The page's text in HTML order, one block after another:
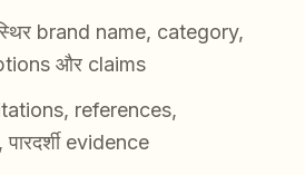
brand name, category,
और claims
references,
evidence